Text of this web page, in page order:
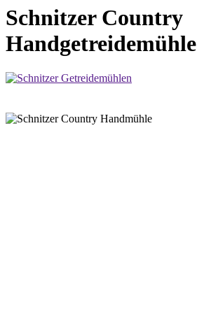
Schnitzer Country
Handgetreidemühle